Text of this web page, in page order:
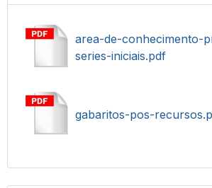
area-de-conhecimento-
series-iniciais.pdf
gabaritos-pos-